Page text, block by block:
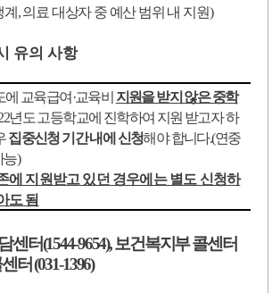
,의료 대상자 중 예산 범위 내 지원)
유의 사항
에 교육급여·교육비 지원을 받지 않은 중학
년도 고등학교에 진학하여 지원 받고자 하
집중신청 기간 내에 신청해야 합니다.(연중
능)
에 지원받고 있던 경우에는 별도 신청하
도 됨
센터(1544-9654),보건복지부 콜센터
센터(031-1396)